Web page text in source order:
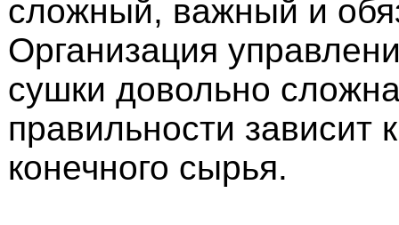
сложный, важный и
Организация
сушки довольно
правильности зависит
конечного сырья.